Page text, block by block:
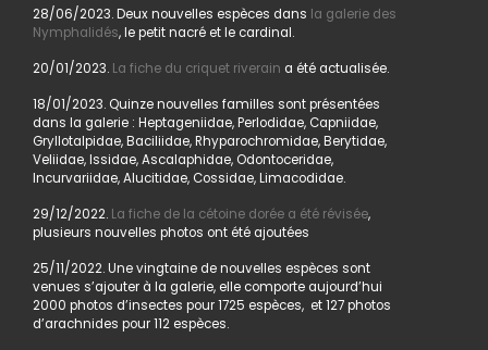
28/06/2023. Deux nouvelles espèces dans la galerie des
Nymphalidés, le petit nacré et le cardinal.
20/01/2023. La fiche du criquet riverain a été actualisée.
18/01/2023. Quinze nouvelles familles sont présentées
dans la galerie : Heptageniidae, Perlodidae, Capniidae,
Gryllotalpidae, Baciliidae, Rhyparochromidae, Berytidae,
Veliidae, Issidae, Ascalaphidae, Odontoceridae,
Incurvariidae, Alucitidae, Cossidae, Limacodidae.
29/12/2022. La fiche de la cétoine dorée a été révisée,
plusieurs nouvelles photos ont été ajoutées
25/11/2022. Une vingtaine de nouvelles espèces sont
venues s’ajouter à la galerie, elle comporte aujourd’hui
2000 photos d’insectes pour 1725 espèces, et 127 photos
d’arachnides pour 112 espèces.